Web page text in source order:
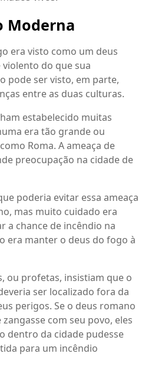
Moderna
era visto como um deus
do que sua
pode ser visto, em parte,
entre as duas culturas.
estabelecido muitas
era tão grande ou
Roma. A ameaça de
preocupação na cidade de
poderia evitar essa ameaça
mas muito cuidado era
a chance de incêndio na
era manter o deus do fogo à
ou profetas, insistiam que o
ser localizado fora da
perigos. Se o deus romano
com seu povo, eles
dentro da cidade pudesse
para um incêndio